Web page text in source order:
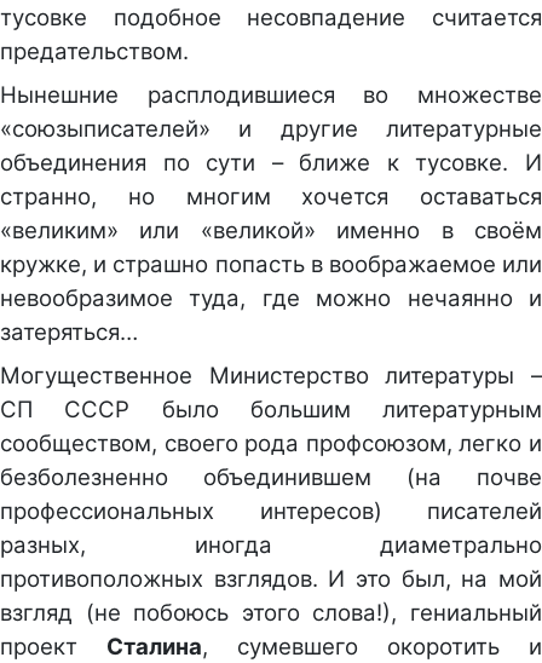
тусовке подобное несовпадение считается
предательством.
Нынешние расплодившиеся во множестве
«союзыписателей» и другие литературные
объединения по сути – ближе к тусовке. И
странно, но многим хочется оставаться
«великим» или «великой» именно в своём
кружке, и страшно попасть в воображаемое или
невообразимое туда, где можно нечаянно и
затеряться…
Могущественное Министерство литературы –
СП СССР было большим литературным
сообществом, своего рода профсоюзом, легко и
безболезненно объединившем (на почве
профессиональных интересов) писателей
разных, иногда диаметрально
противоположных взглядов. И это был, на мой
взгляд (не побоюсь этого слова!), гениальный
проект Сталина, сумевшего окоротить и